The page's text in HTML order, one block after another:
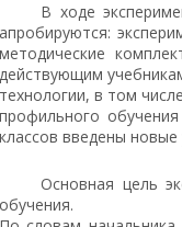
В ходе
апробируются:
методические
действующим
технологии, в том
профильного
классов введены
Основная цель
обучения.